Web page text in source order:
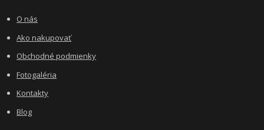
O nás
Ako nakupovať
Obchodné podmienky
Fotogaléria
Kontakty
Blog